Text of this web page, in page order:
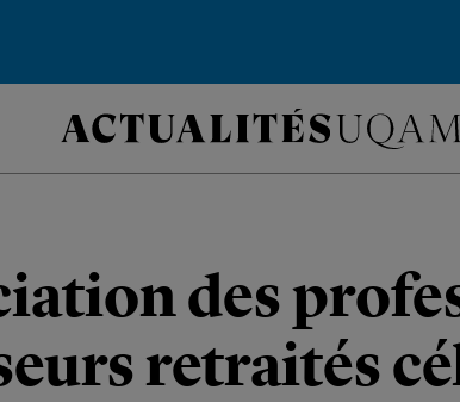
des
retraités